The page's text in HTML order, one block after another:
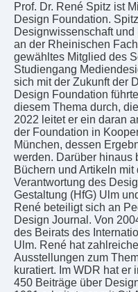
Prof. Dr. René Spitz ist
Design Foundation.
Designwissenschaft
an der Rheinischen
gewähltes Mitglied des
Studiengang
sich mit der Zukunft der
Design Foundation
diesem Thema durch,
2022 leitet er ein daran
der Foundation in
München, dessen
werden. Darüber hinaus
Büchern und Artikeln
Verantwortung des
Gestaltung (HfG) Ulm
René beteiligt sich an
Design Journal. Von
des Beirats des
Ulm. René hat
Ausstellungen zum
kuratiert. Im WDR hat er
450 Beiträge über